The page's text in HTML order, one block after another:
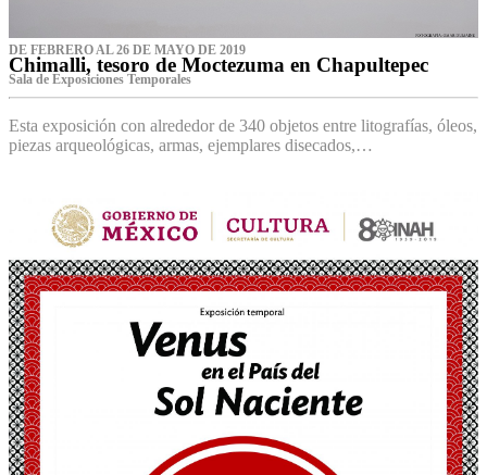
DE FEBRERO AL 26 DE MAYO DE 2019
Chimalli, tesoro de Moctezuma en Chapultepec
Sala de Exposiciones Temporales
Esta exposición con alrededor de 340 objetos entre litografías, óleos,
piezas arqueológicas, armas, ejemplares disecados,…